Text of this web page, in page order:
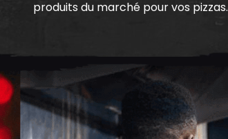
produits du marché pour vos pizzas.